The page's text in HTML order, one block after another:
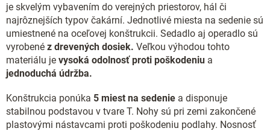
je skvelým vybavením do verejných priestorov, hál či
najrôznejších typov čakární. Jednotlivé miesta na sedenie sú
umiestnené na oceľovej konštrukcii. Sedadlo aj operadlo sú
vyrobené z drevených dosiek. Veľkou výhodou tohto
materiálu je vysoká odolnosť proti poškodeniu a
jednoduchá údržba.
Konštrukcia ponúka 5 miest na sedenie a disponuje
stabilnou podstavou v tvare T. Nohy sú pri zemi zakončené
plastovými nástavcami proti poškodeniu podlahy. Nosnosť